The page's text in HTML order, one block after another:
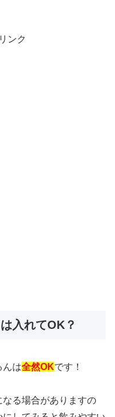
ンク
入れてOK？
んは全然OKです！
なる場合がありますの